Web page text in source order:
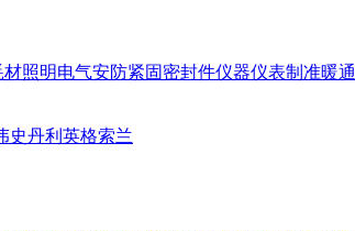
材照明电气安防紧固密封件仪器仪表制准暖通
史丹利 英格索兰